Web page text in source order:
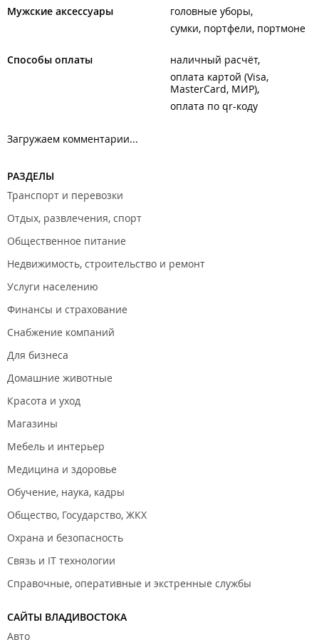
Мужские аксессуары
головные уборы
сумки, портфели, портмоне
Способы оплаты
наличный расчёт
оплата картой (Visa,
MasterCard, МИР)
оплата по qr-коду
Загружаем комментарии...
РАЗДЕЛЫ
Транспорт и перевозки
Отдых, развлечения, спорт
Общественное питание
Недвижимость, строительство и ремонт
Услуги населению
Финансы и страхование
Снабжение компаний
Для бизнеса
Домашние животные
Красота и уход
Магазины
Мебель и интерьер
Медицина и здоровье
Обучение, наука, кадры
Общество, Государство, ЖКХ
Охрана и безопасность
Связь и IT технологии
Справочные, оперативные и экстренные службы
САЙТЫ ВЛАДИВОСТОКА
Авто